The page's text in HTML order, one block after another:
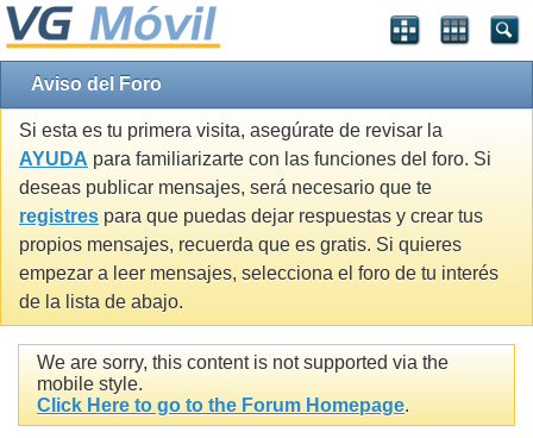
Aviso del Foro
Si esta es tu primera visita, asegúrate de revisar la
AYUDA para familiarizarte con las funciones del foro. Si
deseas publicar mensajes, será necesario que te
registres para que puedas dejar respuestas y crear tus
propios mensajes, recuerda que es gratis. Si quieres
empezar a leer mensajes, selecciona el foro de tu interés
de la lista de abajo.
We are sorry, this content is not supported via the
mobile style.
Click Here to go to the Forum Homepage.